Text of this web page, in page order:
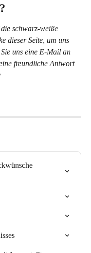
schwarz-weiße
dieser Seite, um uns
uns eine E-Mail an
freundliche Antwort